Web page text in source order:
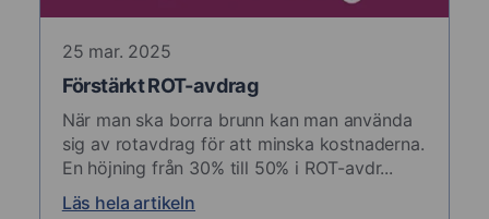
25 mar. 2025
Förstärkt ROT-avdrag
När man ska borra brunn kan man använda
sig av rotavdrag för att minska kostnaderna.
En höjning från 30% till 50% i ROT-avdr...
Läs hela artikeln